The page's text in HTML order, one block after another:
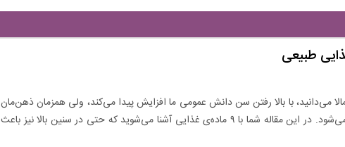
طبیعی
می‌دانید، با بالا رفتن سن دانش عمومی ما افزایش ‌پیدا می‌کند، ولی همزمان ذهن‌‌مان
کُندتر و حافظه‌‌مان ضعیف‌تر می‌شود. در این مقاله شما با ۹ ماده‌‌ی غذایی آشنا می‌شوید که حتی در سنین بالا نیز باعث